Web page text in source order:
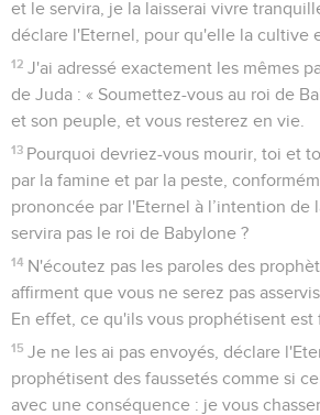
et le servira, je la laisserai vivre
déclare l'Eternel, pour qu'elle la cultive
12 J'ai adressé exactement les mêmes
de Juda : « Soumettez-vous au roi de
et son peuple, et vous resterez en vie.
13 Pourquoi devriez-vous mourir, toi et
par la famine et par la peste,
prononcée par l'Eternel à l’intention de
servira pas le roi de Babylone ?
14 N'écoutez pas les paroles des
affirment que vous ne serez pas
En effet, ce qu'ils vous prophétisent est
15 Je ne les ai pas envoyés, déclare
prophétisent des faussetés comme si
avec une conséquence : je vous